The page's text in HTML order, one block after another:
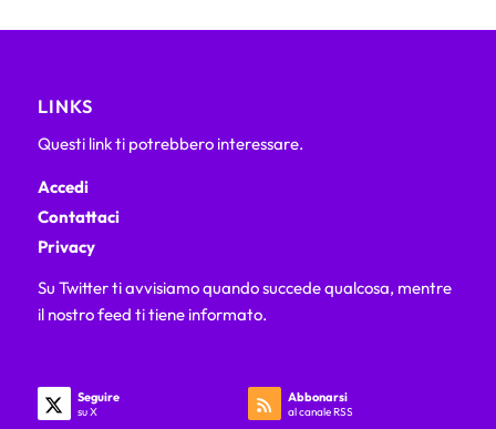
LINKS
Questi link ti potrebbero interessare.
Accedi
Contattaci
Privacy
Su Twitter ti avvisiamo quando succede qualcosa, mentre
il nostro feed ti tiene informato.
Seguire
su X
Abbonarsi
al canale RSS